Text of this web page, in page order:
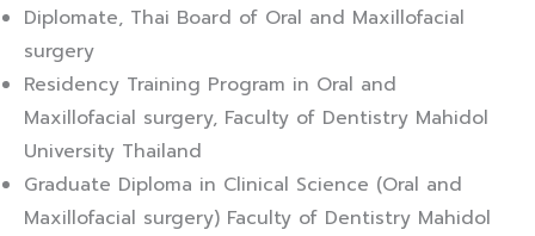
Diplomate, Thai Board of Oral and Maxillofacial
surgery
Residency Training Program in Oral and
Maxillofacial surgery, Faculty of Dentistry Mahidol
University Thailand
Graduate Diploma in Clinical Science (Oral and
Maxillofacial surgery) Faculty of Dentistry Mahidol